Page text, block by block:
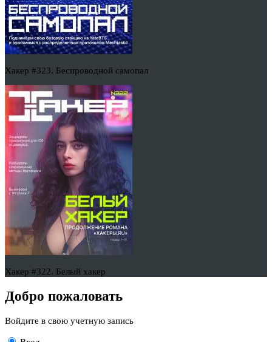
Хакер #323. Беспроводной самопал
Хакер #322. Белый хакер
Добро пожаловать
Войдите в свою учетную запись